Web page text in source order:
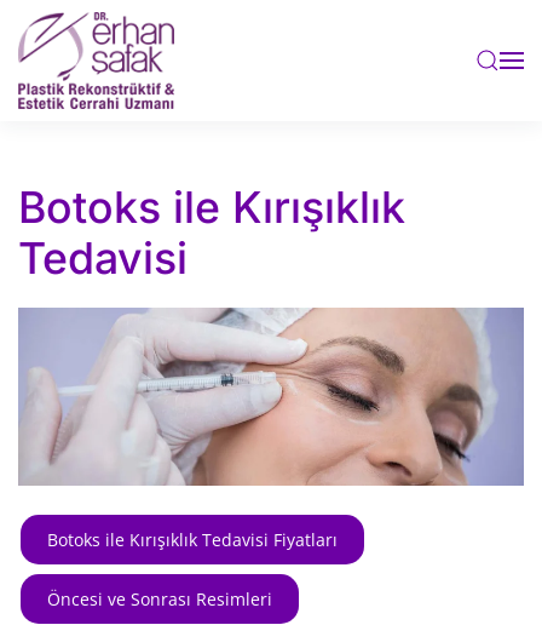
Skip to main content
Botoks ile Kırışıklık
Tedavisi
Botoks ile Kırışıklık Tedavisi Fiyatları
Öncesi ve Sonrası Resimleri